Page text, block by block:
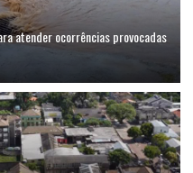
atender ocorrências provocadas